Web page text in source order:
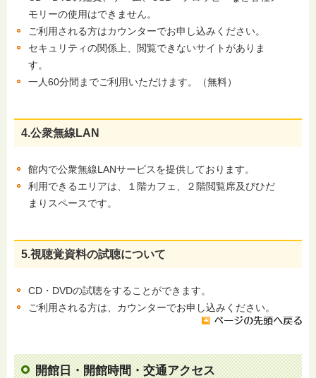
モリーの使用はできません。
ご利用される方はカウンターでお申し込みください。
セキュリティの関係上、閲覧できないサイトがありま
す。
一人60分間までご利用いただけます。（無料）
4.公衆無線LAN
館内で公衆無線LANサービスを提供しております。
利用できるエリアは、１階カフェ、２階閲覧席及びひだ
まりスペースです。
5.視聴覚資料の試聴について
CD・DVDの試聴をすることができます。
ご利用される方は、カウンターでお申し込みください。
開館日・開館時間・交通アクセス